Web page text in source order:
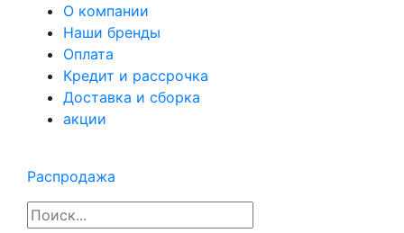
О компании
Наши бренды
Оплата
Кредит и рассрочка
Доставка и сборка
акции
Распродажа